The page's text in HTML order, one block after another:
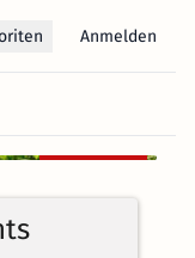
Anmelden
/5
stornierbar